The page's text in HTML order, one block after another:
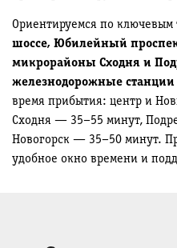
Ориентируемся по ключевым
шоссе, Юбилейный
микрорайоны Сходня и
железнодорожные
время прибытия: центр и
Сходня — 35–55 минут,
Новогорск — 35–50 минут.
удобное окно времени и